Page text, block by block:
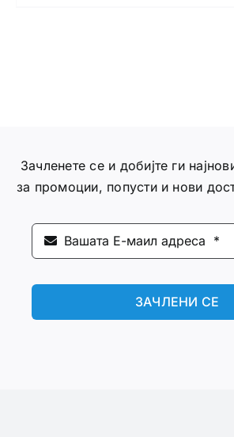
Зачленете се и добијте ги
за промоции, попусти и нови
ЗАЧЛЕНИ СЕ